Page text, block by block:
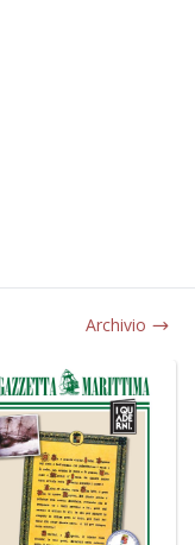
Archivio